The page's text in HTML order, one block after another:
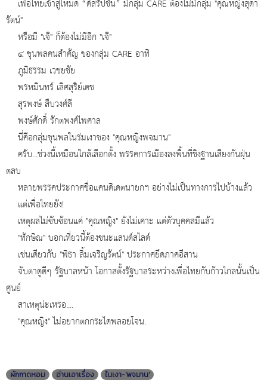
เพื่อไทยเข้าสู่โหมด “ดิสรัปชัน” มีกลุ่ม CARE ต้องไม่มีกลุ่ม "คุณหญิงสุดา
รัตน์"
หรือมี "เจ๊" ก็ต้องไม่มีอีก "เจ๊"
๔ ขุนพลคนสำคัญ ของกลุ่ม CARE อาทิ
ภูมิธรรม เวชยชัย
พรหมินทร์ เลิศสุริย์เดช
สุรพงษ์ สืบวงศ์ลี
พงษ์ศักดิ์ รักตพงศ์ไพศาล
นี่คือกลุ่มขุนพลในร่มเงาของ "คุณหญิงพจมาน"
ครับ...ช่วงนี้เหมือนใกล้เลือกตั้ง พรรคการเมืองลงพื้นที่ชิงฐานเสียงกันฝุ่น
ตลบ
หลายพรรคประกาศชื่อแคนดิเดตนายกฯ อย่างไม่เป็นทางการไปบ้างแล้ว
แต่เพื่อไทยยัง!
เหตุผลไม่ซับซ้อนแค่ "คุณหญิง" ยังไม่เคาะ แต่ตัวบุคคลมีแล้ว
"ทักษิณ" บอกเที่ยวนี้ต้องชนะแลนด์สไลด์
เช่นเดียวกับ "พิธา ลิ้มเจริญรัตน์" ประกาศยึดภาคอีสาน
จับตาดูดีๆ รัฐบาลหน้า โอกาสตั้งรัฐบาลระหว่างเพื่อไทยกับก้าวไกลนั้นเป็น
ศูนย์
สาเหตุน่ะเหรอ....
"คุณหญิง" ไม่อยากตกกระไดพลอยโจน.
ผักกาดหอม อ่านเอาเรื่อง ในเงา-'พจมาน'